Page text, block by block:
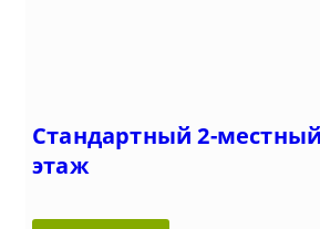
Стандартный 2-местный
этаж